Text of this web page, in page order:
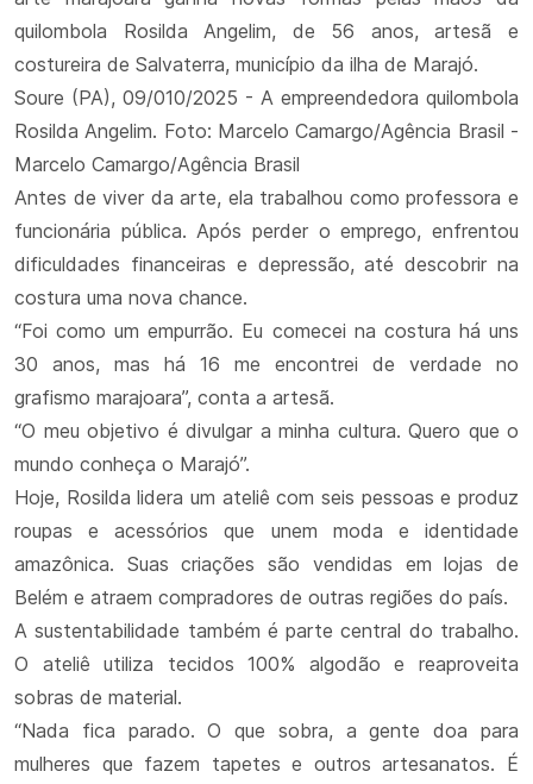
quilombola Rosilda Angelim, de 56 anos, artesã e
costureira de Salvaterra, município da ilha de Marajó.
Soure (PA), 09/010/2025 - A empreendedora quilombola
Rosilda Angelim. Foto: Marcelo Camargo/Agência Brasil -
Marcelo Camargo/Agência Brasil
Antes de viver da arte, ela trabalhou como professora e
funcionária pública. Após perder o emprego, enfrentou
dificuldades financeiras e depressão, até descobrir na
costura uma nova chance.
“Foi como um empurrão. Eu comecei na costura há uns
30 anos, mas há 16 me encontrei de verdade no
grafismo marajoara”, conta a artesã.
“O meu objetivo é divulgar a minha cultura. Quero que o
mundo conheça o Marajó”.
Hoje, Rosilda lidera um ateliê com seis pessoas e produz
roupas e acessórios que unem moda e identidade
amazônica. Suas criações são vendidas em lojas de
Belém e atraem compradores de outras regiões do país.
A sustentabilidade também é parte central do trabalho.
O ateliê utiliza tecidos 100% algodão e reaproveita
sobras de material.
“Nada fica parado. O que sobra, a gente doa para
mulheres que fazem tapetes e outros artesanatos. É